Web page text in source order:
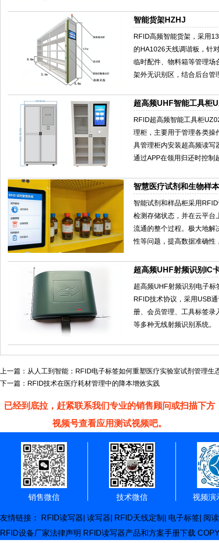
智能货架HZHJ
RFID高频智能货架，采用
的HA1026天线调谐板，针
临时配件、物料箱等管理场
架外无识别区，结合后台管
超高频UHF智能工具柜
RFID超高频智能工具柜
理柜，主要用于管理各类操
具管理柜内安装超高频读写
通过APP在领用归还时控制
智慧医疗试剂和生物样
智能试剂和样品柜采用
检测存储状态，并在云平台
流通的整个过程。极大地解
性等问题，提高数据准确性
超高频UHF射频识别IC
超高频UHF射频识别电子
RFID技术协议，采用USB
册、会员管理、工具标签录
等多种无线射频识别系统。
上一篇： 从人工到智能：RFID电子标签如何重塑医疗实验室试剂管理生
下一篇： RFID技术在医疗耗材管理中的降本增效实践
已经到底拉，赶紧联系我们专业的销售顾问或扫描下方
视频号查看应用测试视频吧。
销售微信 技术微信 视频演
友情链接： RFID读写器 读写器 RFID天线定制 电子标签 阅
RFID设备厂家法律声明 RFID读写器产品和方案手册下载